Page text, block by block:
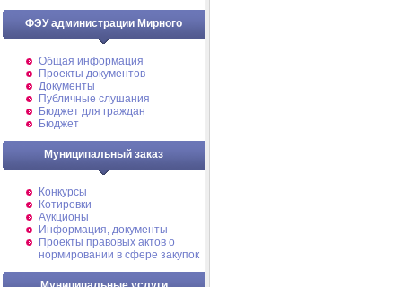
ФЭУ администрации Мирного
Общая информация
Проекты документов
Документы
Публичные слушания
Бюджет для граждан
Бюджет
Муниципальный заказ
Конкурсы
Котировки
Аукционы
Информация, документы
Проекты правовых актов о
нормировании в сфере закупок